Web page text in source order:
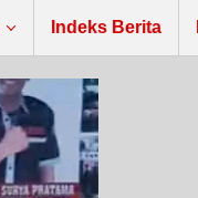
Indeks Berita